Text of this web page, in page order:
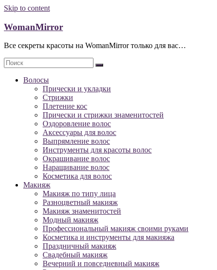
Skip to content
WomanMirror
Все секреты красоты на WomanMirror только для вас…
Волосы
Прически и укладки
Стрижки
Плетение кос
Прически и стрижки знаменитостей
Оздоровление волос
Аксессуары для волос
Выпрямление волос
Инструменты для красоты волос
Окрашивание волос
Наращивание волос
Косметика для волос
Макияж
Макияж по типу лица
Разноцветный макияж
Макияж знаменитостей
Модный макияж
Профессиональный макияж своими руками
Косметика и инструменты для макияжа
Праздничный макияж
Свадебный макияж
Вечерний и повседневный макияж